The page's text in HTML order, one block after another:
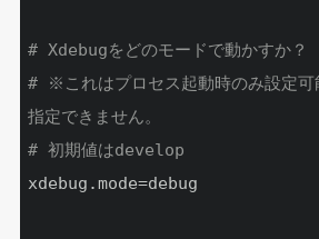
# Xdebugをどのモードで動かすか？
# ※これはプロセス起動時のみ設定可
指定できません。
# 初期値はdevelop
xdebug.mode=debug